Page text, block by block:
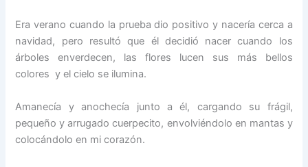
Era verano cuando la prueba dio positivo y nacería cerca a
navidad, pero resultó que él decidió nacer cuando los
árboles enverdecen, las flores lucen sus más bellos
colores y el cielo se ilumina.
Amanecía y anochecía junto a él, cargando su frágil,
pequeño y arrugado cuerpecito, envolviéndolo en mantas y
colocándolo en mi corazón.